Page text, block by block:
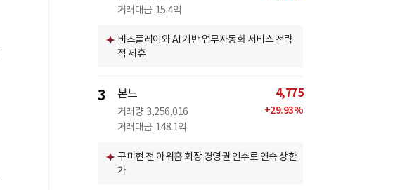
거래대금 15.4억
비즈플레이와 AI 기반 업무자동화 서비스 전략
적 제휴
3 본느
거래량 3,256,016
거래대금 148.1억
4,775
+29.93%
구미현 전 아워홈 회장 경영권 인수로 연속 상한
가